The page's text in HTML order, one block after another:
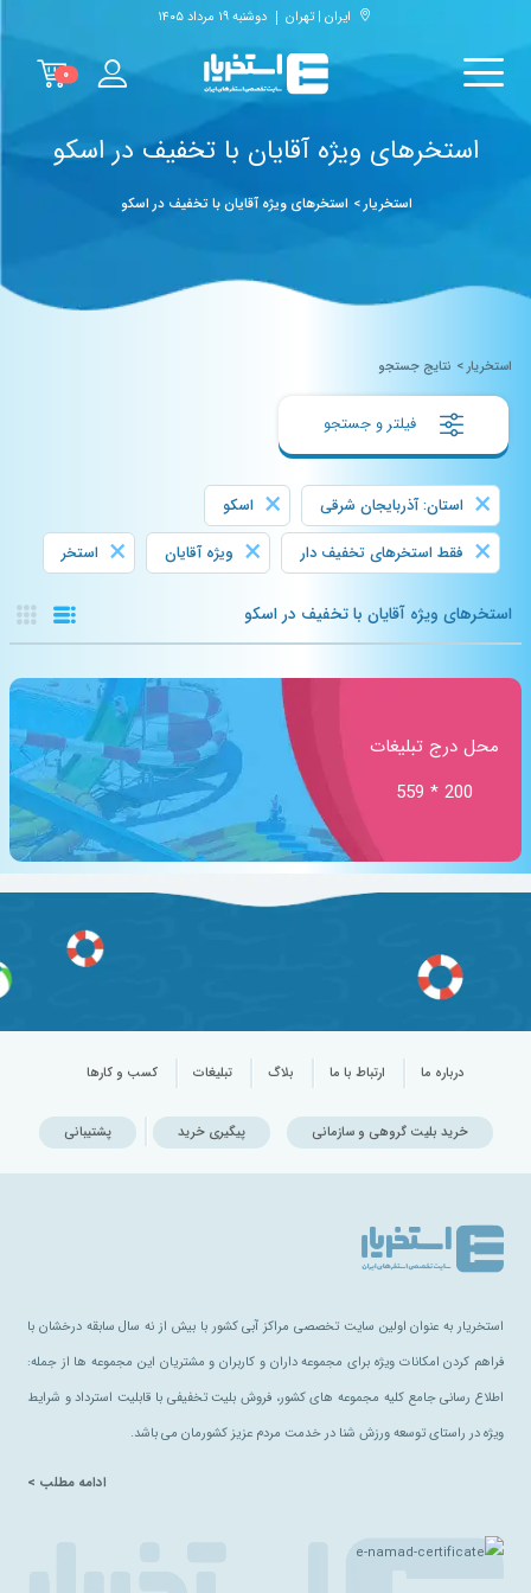
ایران | تهران دوشنبه ۱۹ مرداد ۱۴۰۵
۰
استخرهای ویژه آقایان با تخفیف در اسکو
استخریار> استخرهای ویژه آقایان با تخفیف در اسکو
استخریار> نتایج جستجو
× استان: آذربایجان شرقی × اسکو
× فقط استخرهای تخفیف دار × ویژه آقایان × استخر
استخرهای ویژه آقایان با تخفیف در اسکو
محل درج تبلیغات
200 * 559
درباره ما ارتباط با ما بلاگ تبلیغات کسب و کارها
خرید بلیت گروهی و سازمانی پیگیری خرید پشتیبانی
استخریار به عنوان اولین سایت تخصصی مراکز آبی کشور با بیش از نه سال سابقه درخشان با
فراهم کردن امکانات ویژه برای مجموعه داران و کاربران و مشتریان این مجموعه ها از جمله:
اطلاع رسانی جامع کلیه مجموعه های کشور، فروش بلیت تخفیفی با قابلیت استرداد و شرایط
ویژه در راستای توسعه ورزش شنا در خدمت مردم عزیز کشورمان می باشد.
ادامه مطلب >